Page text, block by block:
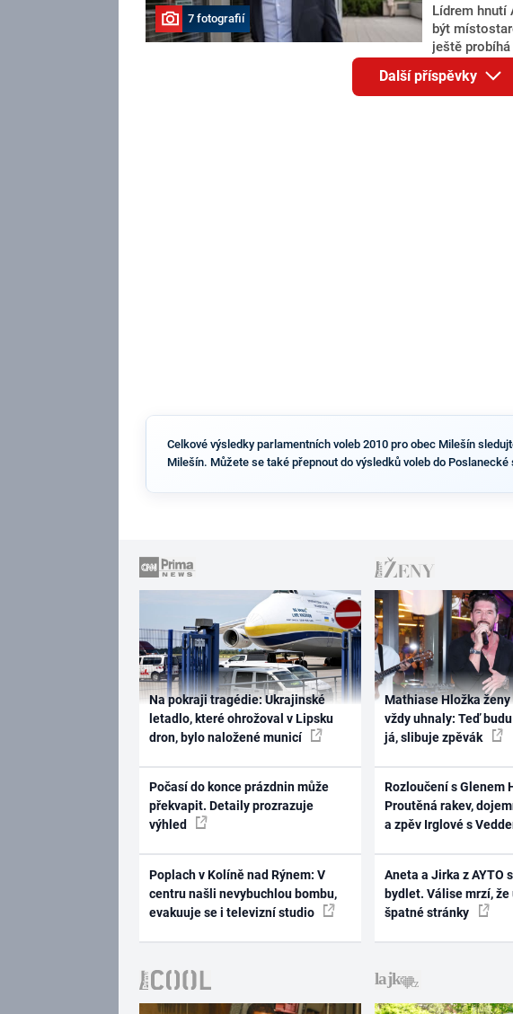
7 fotografií
Lídrem hnutí
být
ještě
Jana
redakci
Benkovič. O
Další příspěvky
Celkové výsledky parlamentních voleb 2010 pro obec Milešín
Milešín. Můžete se také přepnout do výsledků voleb do Poslanecké
Na pokraji tragédie: Ukrajinské
letadlo, které ohrožoval v Lipsku
dron, bylo naložené municí
Počasí do konce prázdnin může
překvapit. Detaily prozrazuje
výhled
Poplach v Kolíně nad Rýnem: V
centru našli nevybuchlou bombu,
evakuuje se i televizní studio
Mathiase Hložka
vždy uhnaly: Teď
já, slibuje zpěvák
Rozloučení s Glenem
Proutěná rakev,
a zpěv Irglové s
Aneta a Jirka z AYTO
bydlet. Válise mrzí, že
špatné stránky